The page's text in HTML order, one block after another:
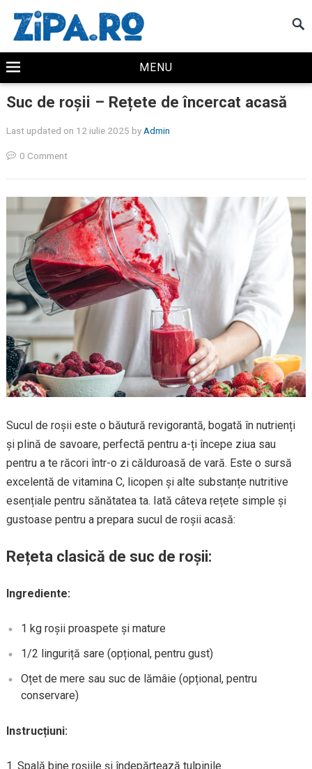
MENU
Suc de roșii – Rețete de încercat acasă
Last updated on 12 iulie 2025 by Admin
0 Comment
Sucul de roșii este o băutură revigorantă, bogată în nutrienți
și plină de savoare, perfectă pentru a-ți începe ziua sau
pentru a te răcori într-o zi călduroasă de vară. Este o sursă
excelentă de vitamina C, licopen și alte substanțe nutritive
esențiale pentru sănătatea ta. Iată câteva rețete simple și
gustoase pentru a prepara sucul de roșii acasă:
Rețeta clasică de suc de roșii:
Ingrediente:
1 kg roșii proaspete și mature
1/2 linguriță sare (opțional, pentru gust)
Oțet de mere sau suc de lămâie (opțional, pentru
conservare)
Instrucțiuni:
Spală bine roșiile și îndepărtează tulpinile.